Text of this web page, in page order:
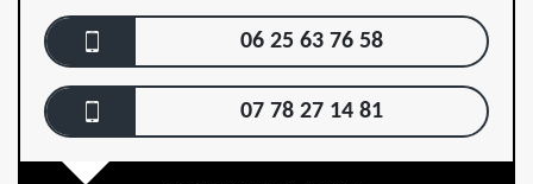
06 25 63 76 58
07 78 27 14 81